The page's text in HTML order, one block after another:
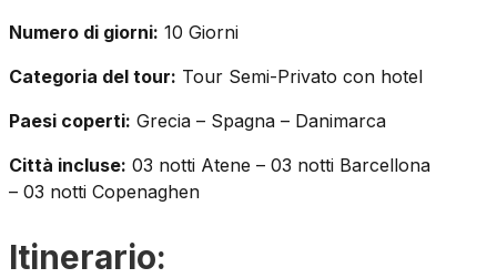
Numero di giorni: 10 Giorni
Categoria del tour: Tour Semi-Privato con hotel
Paesi coperti: Grecia – Spagna – Danimarca
Città incluse: 03 notti Atene – 03 notti Barcellona
– 03 notti Copenaghen
Itinerario: